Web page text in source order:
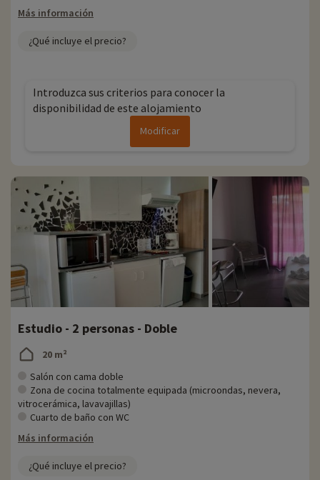
Más información
¿Qué incluye el precio?
Introduzca sus criterios para conocer la
disponibilidad de este alojamiento
Modificar
Estudio - 2 personas - Doble
20 m²
Salón con cama doble
Zona de cocina totalmente equipada (microondas, nevera,
vitrocerámica, lavavajillas)
Cuarto de baño con WC
Más información
¿Qué incluye el precio?